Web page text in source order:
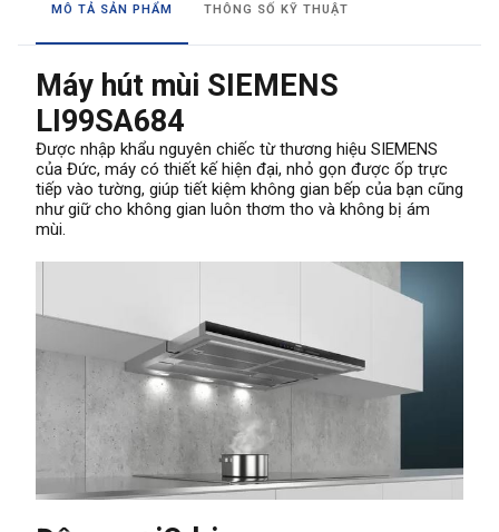
MÔ TẢ SẢN PHẨM THÔNG SỐ KỸ THUẬT
Máy hút mùi SIEMENS
LI99SA684
Được nhập khẩu nguyên chiếc từ thương hiệu SIEMENS
của Đức, máy có thiết kế hiện đại, nhỏ gọn được ốp trực
tiếp vào tường, giúp tiết kiệm không gian bếp của bạn cũng
như giữ cho không gian luôn thơm tho và không bị ám
mùi.